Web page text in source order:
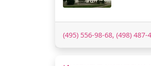
(495) 556-98-68, (498)